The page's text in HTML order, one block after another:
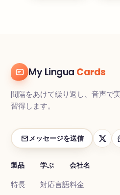
My Lingua Cards
間隔をあけて繰り返し、音声で
習得します。
メッセージを送信
製品
特長
学ぶ
対応言語
会社名
料金